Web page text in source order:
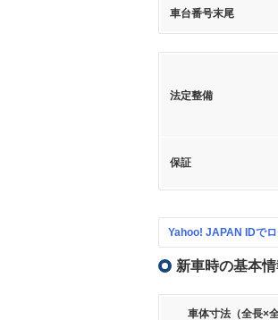
車台番号末尾
法定整備
保証
Yahoo! JAPAN IDで
新車時の基本
車体寸法（全長×